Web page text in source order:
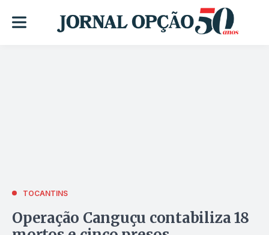
TOCANTINS
Operação Canguçu contabiliza 18